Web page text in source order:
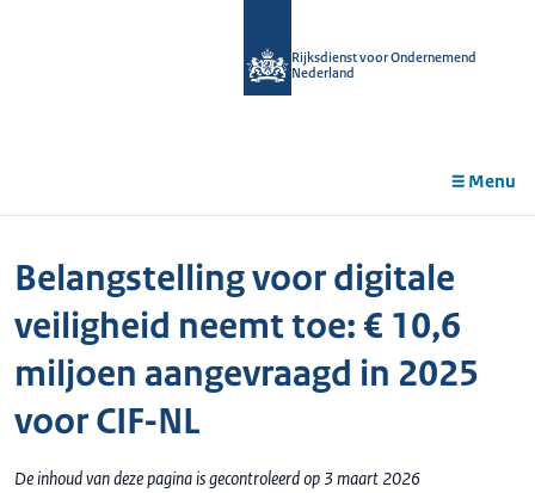
Rijksdienst voor Ondernemend
Nederland
Menu
Belangstelling voor digitale
veiligheid neemt toe: € 10,6
miljoen aangevraagd in 2025
voor CIF-NL
De inhoud van deze pagina is gecontroleerd op 3 maart 2026